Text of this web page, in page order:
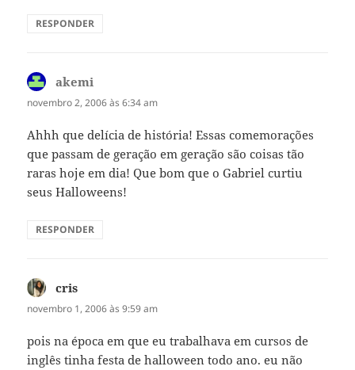
RESPONDER
akemi
novembro 2, 2006 às 6:34 am
Ahhh que delícia de história! Essas comemorações
que passam de geração em geração são coisas tão
raras hoje em dia! Que bom que o Gabriel curtiu
seus Halloweens!
RESPONDER
cris
novembro 1, 2006 às 9:59 am
pois na época em que eu trabalhava em cursos de
inglês tinha festa de halloween todo ano. eu não